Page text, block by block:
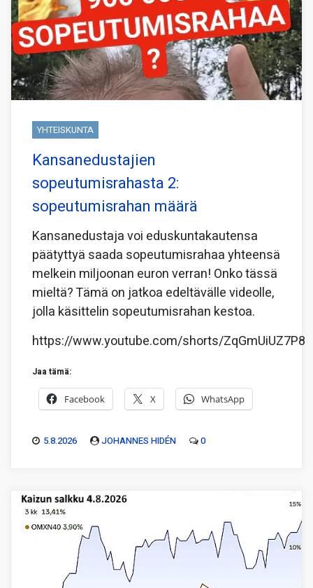
YHTEISKUNTA
Kansanedustajien
sopeutumisrahasta 2:
sopeutumisrahan määrä
Kansanedustaja voi eduskuntakautensa
päätyttyä saada sopeutumisrahaa yhteensä
melkein miljoonan euron verran! Onko tässä
mieltä? Tämä on jatkoa edeltävälle videolle,
jolla käsittelin sopeutumisrahan kestoa.
https://www.youtube.com/shorts/ZqGmUiUZ7P8
Jaa tämä:
Facebook X WhatsApp
5.8.2026 JOHANNES HIDÉN 0